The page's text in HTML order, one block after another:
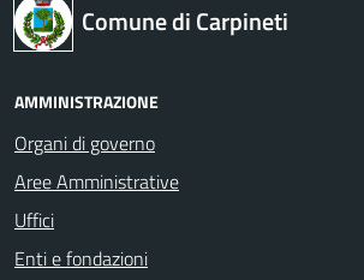
Comune di Carpineti
AMMINISTRAZIONE
Organi di governo
Aree Amministrative
Uffici
Enti e fondazioni